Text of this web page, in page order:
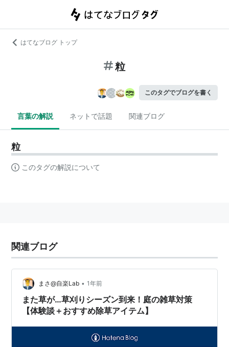
はてなブログ トップ
粒
このタグでブログを書く
言葉の解説 ネットで話題 関連ブログ
粒
このタグの解説について
関連ブログ
まさ@自楽Lab • 1年前
また草が…草刈りシーズン到来！庭の雑草対策
【体験談＋おすすめ除草アイテム】